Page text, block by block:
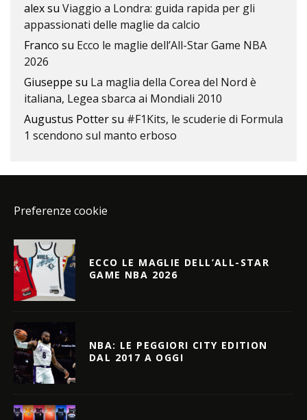
alexsu Viaggio a Londra: guida rapida per gli
appassionati delle maglie da calcio
Franco su Ecco le maglie dell’All-Star Game NBA
2026
Giuseppe su La maglia della Corea del Nord è
italiana, Legea sbarca ai Mondiali 2010
Augustus Pottersu #F1Kits, le scuderie di Formula
1 scendono sul manto erboso
Preferenze cookie
ECCO LE MAGLIE DELL’ALL-STAR
GAME NBA 2026
NBA: LE PEGGIORI CITY EDITION
DAL 2017 A OGGI